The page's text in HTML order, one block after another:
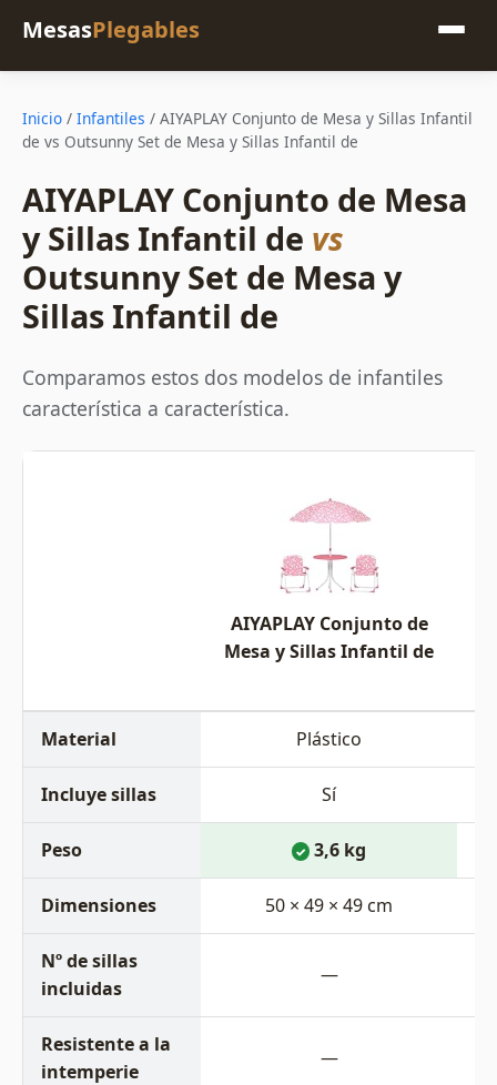
MesasPlegables
Inicio / Infantiles / AIYAPLAY Conjunto de Mesa y Sillas Infantil
de vs Outsunny Set de Mesa y Sillas Infantil de
AIYAPLAY Conjunto de Mesa
y Sillas Infantil de vs
Outsunny Set de Mesa y
Sillas Infantil de
Comparamos estos dos modelos de infantiles
característica a característica.
AIYAPLAY Conjunto de
Mesa y Sillas Infantil de
Material Plástico
Incluye sillas Sí
Peso ✓ 3,6 kg
Dimensiones 50 × 49 × 49 cm
Nº de sillas
incluidas
—
Resistente a la
intemperie
—